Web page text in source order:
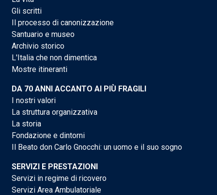
Gli scritti
Il processo di canonizzazione
Santuario e museo
Archivio storico
L'Italia che non dimentica
Mostre itineranti
DA 70 ANNI ACCANTO AI PIÙ FRAGILI
I nostri valori
La struttura organizzativa
La storia
Fondazione e dintorni
Il Beato don Carlo Gnocchi: un uomo e il suo sogno
SERVIZI E PRESTAZIONI
Servizi in regime di ricovero
Servizi Area Ambulatoriale